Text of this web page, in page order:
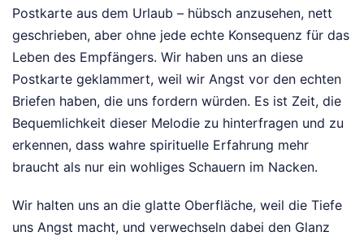
Postkarte aus dem Urlaub – hübsch anzusehen, nett
geschrieben, aber ohne jede echte Konsequenz für das
Leben des Empfängers. Wir haben uns an diese
Postkarte geklammert, weil wir Angst vor den echten
Briefen haben, die uns fordern würden. Es ist Zeit, die
Bequemlichkeit dieser Melodie zu hinterfragen und zu
erkennen, dass wahre spirituelle Erfahrung mehr
braucht als nur ein wohliges Schauern im Nacken.
Wir halten uns an die glatte Oberfläche, weil die Tiefe
uns Angst macht, und verwechseln dabei den Glanz